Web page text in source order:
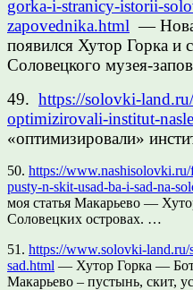
gorka-i-stranicy-istorii-
zapovednika.html —
появился Хутор Горка и
Соловецкого музея-
49. https://solovki-
optimizirovali-institut-
«оптимизировали»
50. https://
pusty-n-skit-usad-ba-i-sad-na-
моя статья Макарьево —
Соловецких островах. …
51. https://www.solovki-land.ru/
sad.html — Хутор Горка —
Макарьево – пустынь, скит,